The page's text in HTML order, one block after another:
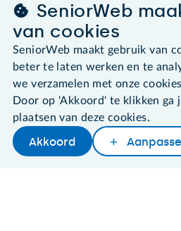
leden@seniorweb.nl
Algemene voorwaarden
Cookies en cookie-instellingen
Disclaimer
SeniorWeb
van cookies
SeniorWeb maakt gebruik van
beter te laten werken en te
we verzamelen met onze
Door op 'Akkoord' te klikken ga
plaatsen van deze cookies.
Akkoord